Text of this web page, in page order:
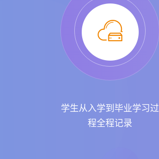
学生从入学到毕业学习过
程全程记录